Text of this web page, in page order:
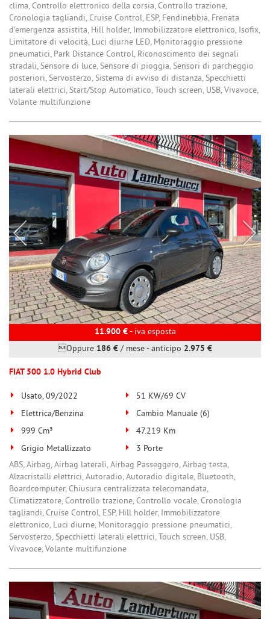
clima, Controllo elettronico della corsia, Controllo trazione,
Cronologia tagliandi, Cruise Control, ESP, Fendinebbia, Frenata
d'emergenza assistita, Hill holder, Immobilizzatore elettronico, Isofix,
Limitatore di velocità, Luci diurne LED, Monitoraggio pressione
pneumatici, Park Distance Control, Riconoscimento dei segnali
stradali, Sensore di luce, Sensore di pioggia, Sensori di parcheggio
posteriori, Servosterzo, Sistema di avviso di distanza, Specchietti
laterali elettrici, Start/Stop Automatico, Touch screen, USB, Vivavoce,
Volante multifunzione
11.900 €- iva esposta
Oppure 186 € / mese-anticipo 2.975 €
FIAT 500 1.0 Hybrid Club
Usato, 09/2022
51 KW/69 CV
Elettrica/Benzina
Cambio Manuale (6)
999 Cm³
47.219 Km
Grigio Metallizzato
3 Porte
ABS, Airbag, Airbag laterali, Airbag Passeggero, Airbag testa,
Alzacristalli elettrici, Autoradio, Autoradio digitale, Bluetooth,
Boardcomputer, Chiusura centralizzata telecomandata,
Climatizzatore, Controllo trazione, Controllo vocale, Cronologia
tagliandi, Cruise Control, ESP, Hill holder, Immobilizzatore
elettronico, Luci diurne, Monitoraggio pressione pneumatici,
Servosterzo, Specchietti laterali elettrici, Touch screen, USB,
Vivavoce, Volante multifunzione